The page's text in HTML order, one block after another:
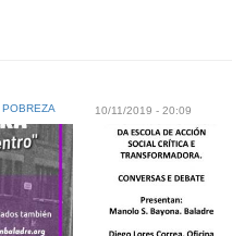
POBREZA 10/11/2019 - 20:09